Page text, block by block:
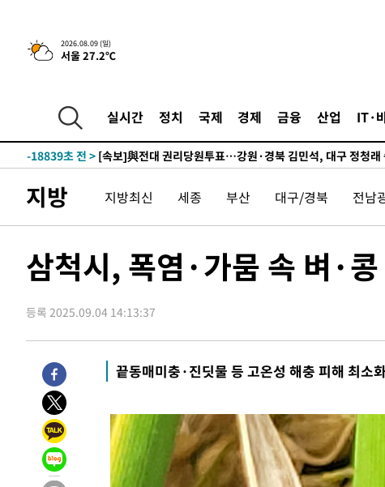
2026.08.09 (일)
서울 27.2℃
실시간 정치 국제 경제 금융 산업 IT·
-24693초 전 >이강인 ATM 입단식에 '상암벌 들썩'…"세계적인 선수 되길"
-23689초 전 > 태풍 돌핀, 중 저장성 타이저우시 해안에 상륙 (1보)
-19665초 전 >
[속보]與 강원·TK 당원투표 합산 김민석 48.54%로 승리…
44.40%
-18999초 전 >
44.53%
-18839초 전 > [속보]與전대 권리당원투표…강원·경북 김민석, 대구 정청래
45.71%
-18548초 전 >
[속보]與 당대표 경선, 대구 권리당원 투표 정청래 47.82%·김
-18345초 전 >[속보]與 당대표 경선, 강원 권리당원 투표 김민석 승리
-8905초 전 >[속보]장은수, KLPGA 제주삼다수 역전 우승…데뷔 10년 차에
-4197초 전 >손흥민, 68분 뛰고 2경기 침묵…LAFC, 톨루카에 1-0 승리(종합)
-3469초 전 >'2경기 연속 침묵' 손흥민, 톨루카전 68분만 뛰고 슈팅 0개
-2221초 전 >
이강인, 오늘 서울서 AT마드리드 입단식…'전례 없는 특급대우'
3시간 전 >
'여긴 20도, 저긴 50도'…열화상 카메라로 본 폭염 저감시설 '온
3시간 전 >
-30551초 전 >
'AT마드리드 7번' 이강인, 맨시티 상대로 비공식 데뷔전
-30053초 전 >
[속보]'AT마드리드 7번' 이강인, 맨시티 상대로 비공식 데뷔전
-28117초 전 >
네타냐후, 트럼프의 가자 평화 2차 15개조 평화안 '거부'
지방 지방최신 세종 부산 대구/경북 전남
삼척시, 폭염·가뭄 속 벼·
등록 2025.09.04 14:13:37
끝동매미충·진딧물 등 고온성 해충 피해 최소